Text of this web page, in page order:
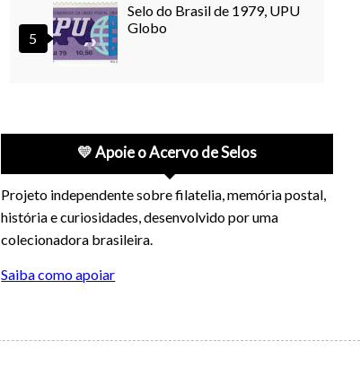
Selo do Brasil de 1979, UPU
Globo
💛 Apoie o Acervo de Selos
Projeto independente sobre filatelia, memória postal,
história e curiosidades, desenvolvido por uma
colecionadora brasileira.
Saiba como apoiar